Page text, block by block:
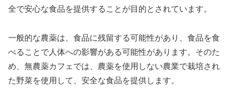
全で安心な食品を提供することが目的とされています。
一般的な農薬は、食品に残留する可能性があり、食品を食
べることで人体への影響がある可能性があります。そのた
め、無農薬カフェでは、農薬を使用しない農業で栽培され
た野菜を使用して、安全な食品を提供します。